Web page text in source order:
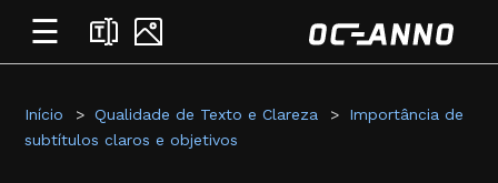
☰
Início Qualidade de Texto e Clareza
Importância de
subtítulos claros e objetivos